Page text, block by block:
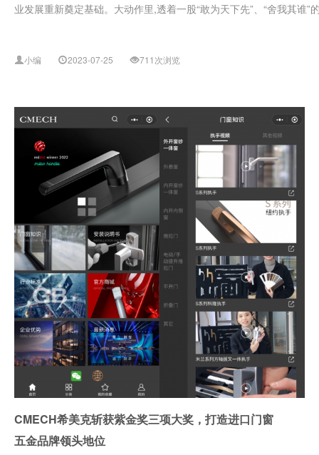
业发展重新奠定基础。大动作里,透着一股“敢为天下先”、“舍我其谁”
小编 2023-07-25 711次浏览
CMECH希美克斩获紫金奖三项大奖，打造进口门窗
五金品牌领头地位